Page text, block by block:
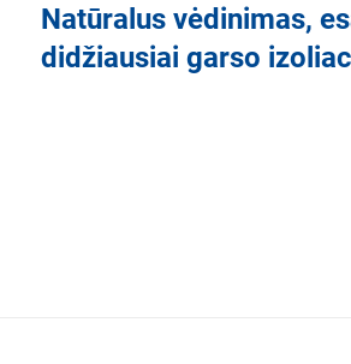
Natūralus vėdinimas,
didžiausiai garso